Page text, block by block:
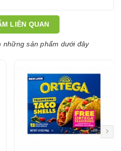
LIÊN QUAN
những sản phẩm dưới đây